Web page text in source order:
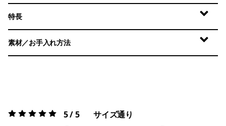
特長
素材／お手入れ方法
評価:5 / 5 5 / 5 サイズ通り